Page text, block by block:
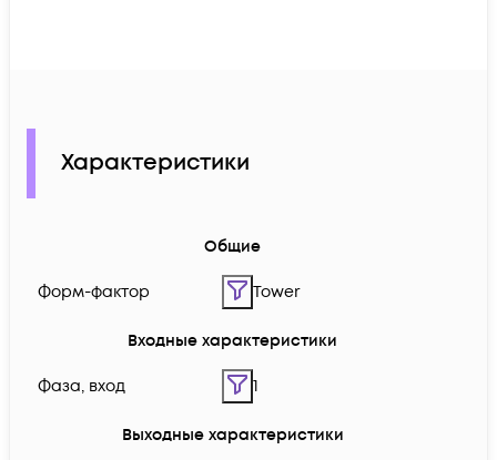
Характеристики
Общие
Форм-фактор Tower
Входные характеристики
Фаза, вход 1
Выходные характеристики